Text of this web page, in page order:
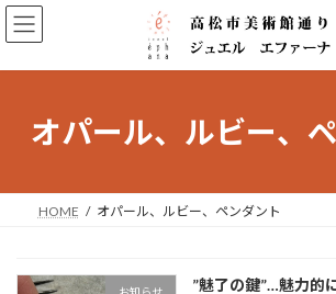
コ
ン
ン
ナ
ビ
ー
オパール、ルビー、
HOME オパール、ルビー、ペンダント
”魅了の鍵”…魅力的